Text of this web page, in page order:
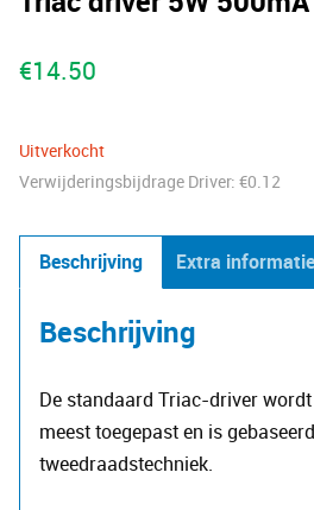
€14.50
Uitverkocht
Verwijderingsbijdrage Driver: €0.12
Beschrijving Extra informatie
Beschrijving
De standaard Triac-driver
meest toegepast en is
tweedraadstechniek.